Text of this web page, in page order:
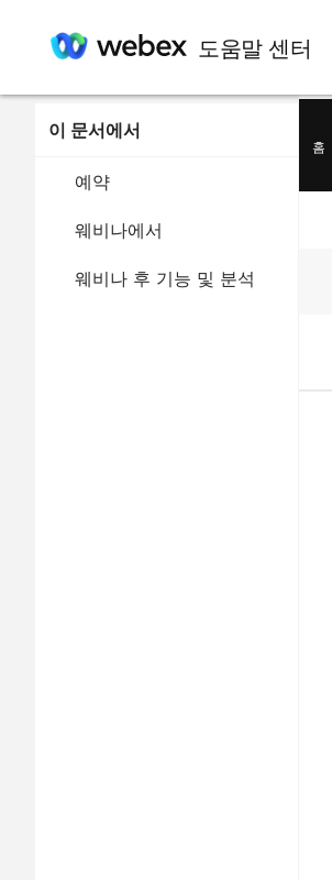
도움말 센터
이 문서에서
예약
웨비나에서
웨비나 후 기능 및 분석
홈